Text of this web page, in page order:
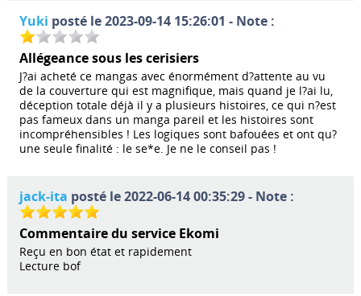
Yuki posté le 2023-09-14 15:26:01 - Note :
Allégeance sous les cerisiers
J?ai acheté ce mangas avec énormément d?attente au vu
de la couverture qui est magnifique, mais quand je l?ai lu,
déception totale déjà il y a plusieurs histoires, ce qui n?est
pas fameux dans un manga pareil et les histoires sont
incompréhensibles ! Les logiques sont bafouées et ont qu?
une seule finalité : le se*e. Je ne le conseil pas !
jack-ita posté le 2022-06-14 00:35:29 - Note :
Commentaire du service Ekomi
Reçu en bon état et rapidement
Lecture bof